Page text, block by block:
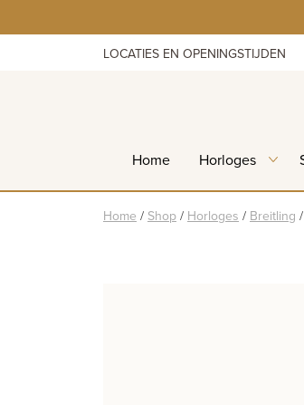
to
LOCATIES EN OPENINGSTIJDEN
Home Horloges
Home / Shop / Horloges / Breitling /